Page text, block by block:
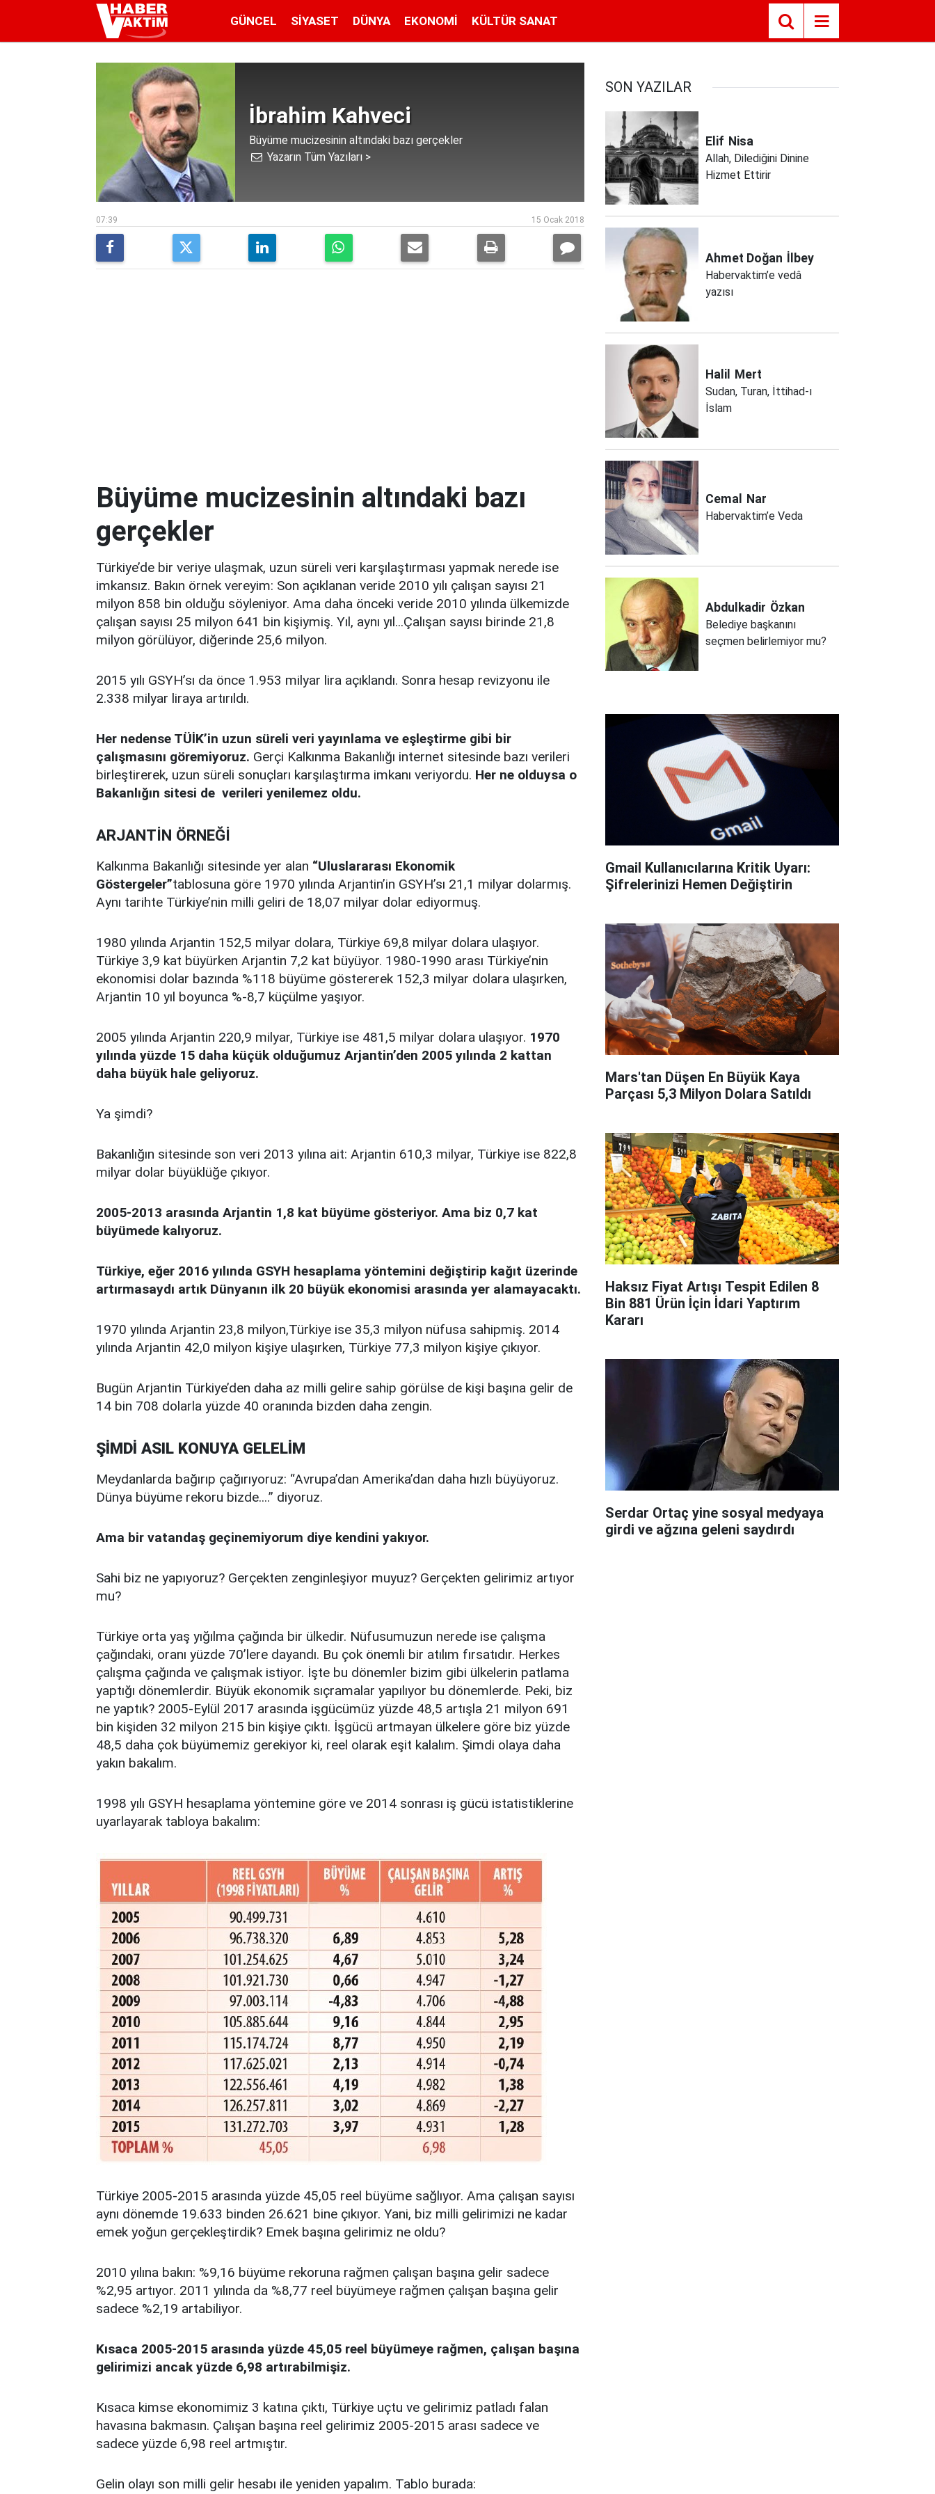
GÜNCEL SIYASET DÜNYA EKONOMI KÜLTÜR SANAT
İbrahim Kahveci
Büyüme mucizesinin altındaki bazı gerçekler
Yazarın Tüm Yazıları >
07:39 15 Ocak 2018
Büyüme mucizesinin altındaki bazı
gerçekler
Türkiye’de bir veriye ulaşmak, uzun süreli veri karşılaştırması yapmak nerede ise
imkansız. Bakın örnek vereyim: Son açıklanan veride 2010 yılı çalışan sayısı 21
milyon 858 bin olduğu söyleniyor. Ama daha önceki veride 2010 yılında ülkemizde
çalışan sayısı 25 milyon 641 bin kişiymiş. Yıl, aynı yıl...Çalışan sayısı birinde 21,8
milyon görülüyor, diğerinde 25,6 milyon.
2015 yılı GSYH’sı da önce 1.953 milyar lira açıklandı. Sonra hesap revizyonu ile
2.338 milyar liraya artırıldı.
Her nedense TÜİK’in uzun süreli veri yayınlama ve eşleştirme gibi bir
çalışmasını göremiyoruz. Gerçi Kalkınma Bakanlığı internet sitesinde bazı verileri
birleştirerek, uzun süreli sonuçları karşılaştırma imkanı veriyordu. Her ne olduysa o
Bakanlığın sitesi de verileri yenilemez oldu.
ARJANTİN ÖRNEĞİ
Kalkınma Bakanlığı sitesinde yer alan “Uluslararası Ekonomik
Göstergeler”tablosuna göre 1970 yılında Arjantin’in GSYH’sı 21,1 milyar dolarmış.
Aynı tarihte Türkiye’nin milli geliri de 18,07 milyar dolar ediyormuş.
1980 yılında Arjantin 152,5 milyar dolara, Türkiye 69,8 milyar dolara ulaşıyor.
Türkiye 3,9 kat büyürken Arjantin 7,2 kat büyüyor. 1980-1990 arası Türkiye’nin
ekonomisi dolar bazında %118 büyüme göstererek 152,3 milyar dolara ulaşırken,
Arjantin 10 yıl boyunca %-8,7 küçülme yaşıyor.
2005 yılında Arjantin 220,9 milyar, Türkiye ise 481,5 milyar dolara ulaşıyor. 1970
yılında yüzde 15 daha küçük olduğumuz Arjantin’den 2005 yılında 2 kattan
daha büyük hale geliyoruz.
Ya şimdi?
Bakanlığın sitesinde son veri 2013 yılına ait: Arjantin 610,3 milyar, Türkiye ise 822,8
milyar dolar büyüklüğe çıkıyor.
2005-2013 arasında Arjantin 1,8 kat büyüme gösteriyor. Ama biz 0,7 kat
büyümede kalıyoruz.
Türkiye, eğer 2016 yılında GSYH hesaplama yöntemini değiştirip kağıt üzerinde
artırmasaydı artık Dünyanın ilk 20 büyük ekonomisi arasında yer alamayacaktı.
1970 yılında Arjantin 23,8 milyon,Türkiye ise 35,3 milyon nüfusa sahipmiş. 2014
yılında Arjantin 42,0 milyon kişiye ulaşırken, Türkiye 77,3 milyon kişiye çıkıyor.
Bugün Arjantin Türkiye’den daha az milli gelire sahip görülse de kişi başına gelir de
14 bin 708 dolarla yüzde 40 oranında bizden daha zengin.
ŞİMDİ ASIL KONUYA GELELİM
Meydanlarda bağırıp çağırıyoruz: “Avrupa’dan Amerika’dan daha hızlı büyüyoruz.
Dünya büyüme rekoru bizde....” diyoruz.
Ama bir vatandaş geçinemiyorum diye kendini yakıyor.
Sahi biz ne yapıyoruz? Gerçekten zenginleşiyor muyuz? Gerçekten gelirimiz artıyor
mu?
Türkiye orta yaş yığılma çağında bir ülkedir. Nüfusumuzun nerede ise çalışma
çağındaki, oranı yüzde 70’lere dayandı. Bu çok önemli bir atılım fırsatıdır. Herkes
çalışma çağında ve çalışmak istiyor. İşte bu dönemler bizim gibi ülkelerin patlama
yaptığı dönemlerdir. Büyük ekonomik sıçramalar yapılıyor bu dönemlerde. Peki, biz
ne yaptık? 2005-Eylül 2017 arasında işgücümüz yüzde 48,5 artışla 21 milyon 691
bin kişiden 32 milyon 215 bin kişiye çıktı. İşgücü artmayan ülkelere göre biz yüzde
48,5 daha çok büyümemiz gerekiyor ki, reel olarak eşit kalalım. Şimdi olaya daha
yakın bakalım.
1998 yılı GSYH hesaplama yöntemine göre ve 2014 sonrası iş gücü istatistiklerine
uyarlayarak tabloya bakalım:
Türkiye 2005-2015 arasında yüzde 45,05 reel büyüme sağlıyor. Ama çalışan sayısı
aynı dönemde 19.633 binden 26.621 bine çıkıyor. Yani, biz milli gelirimizi ne kadar
emek yoğun gerçekleştirdik? Emek başına gelirimiz ne oldu?
2010 yılına bakın: %9,16 büyüme rekoruna rağmen çalışan başına gelir sadece
%2,95 artıyor. 2011 yılında da %8,77 reel büyümeye rağmen çalışan başına gelir
sadece %2,19 artabiliyor.
Kısaca 2005-2015 arasında yüzde 45,05 reel büyümeye rağmen, çalışan başına
gelirimizi ancak yüzde 6,98 artırabilmişiz.
Kısaca kimse ekonomimiz 3 katına çıktı, Türkiye uçtu ve gelirimiz patladı falan
havasına bakmasın. Çalışan başına reel gelirimiz 2005-2015 arası sadece ve
sadece yüzde 6,98 reel artmıştır.
Gelin olayı son milli gelir hesabı ile yeniden yapalım. Tablo burada:
SON YAZILAR
Elif Nisa
Allah, Dilediğini Dinine
Hizmet Ettirir
Ahmet Doğan İlbey
Habervaktim’e vedâ
yazısı
Halil Mert
Sudan, Turan, İttihad-ı
İslam
Cemal Nar
Habervaktim’e Veda
Abdulkadir Özkan
Belediye başkanını
seçmen belirlemiyor mu?
Gmail Kullanıcılarına Kritik Uyarı:
Şifrelerinizi Hemen Değiştirin
Mars'tan Düşen En Büyük Kaya
Parçası 5,3 Milyon Dolara Satıldı
Haksız Fiyat Artışı Tespit Edilen 8
Bin 881 Ürün İçin İdari Yaptırım
Kararı
Serdar Ortaç yine sosyal medyaya
girdi ve ağzına geleni saydırdı